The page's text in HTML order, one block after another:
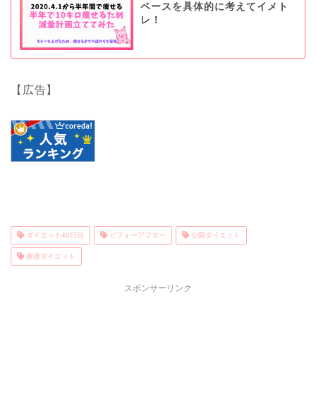
ペースを具体的に考えてイメト
レ！
【広告】
ダイエット40日目 ビフォーアフター 公開ダイエット
産後ダイエット
スポンサーリンク